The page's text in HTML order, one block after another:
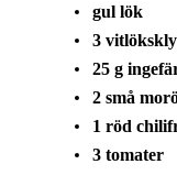
gul lök
3
25 g
2 små
1 röd
3 tomater